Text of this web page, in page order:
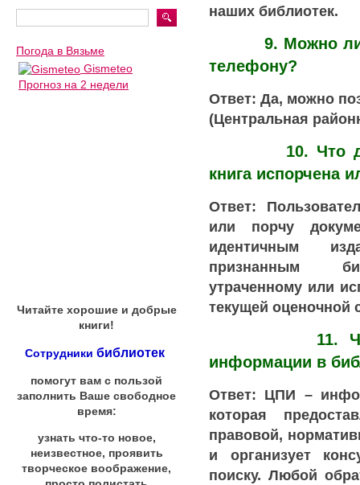
наших библиотек.
9. Можно ли
телефону?
Ответ: Да, можно
(Центральная
10. Что
книга испорчена
Ответ:
или порчу
идентичным
признанным
утраченному или
текущей оценочной
11. Что
информации в
Ответ: ЦПИ –
которая
правовой,
и организует
поиску. Любой
Погода в Вязьме
Gismeteo
Прогноз на 2 недели
Читайте хорошие и добрые
книги!
Сотрудники библиотек
помогут вам с пользой
заполнить Ваше свободное
время:
узнать что-то новое,
неизвестное, проявить
творческое воображение,